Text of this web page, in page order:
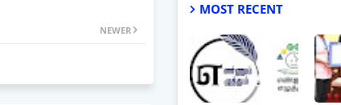
NEWER
MOST RECENT